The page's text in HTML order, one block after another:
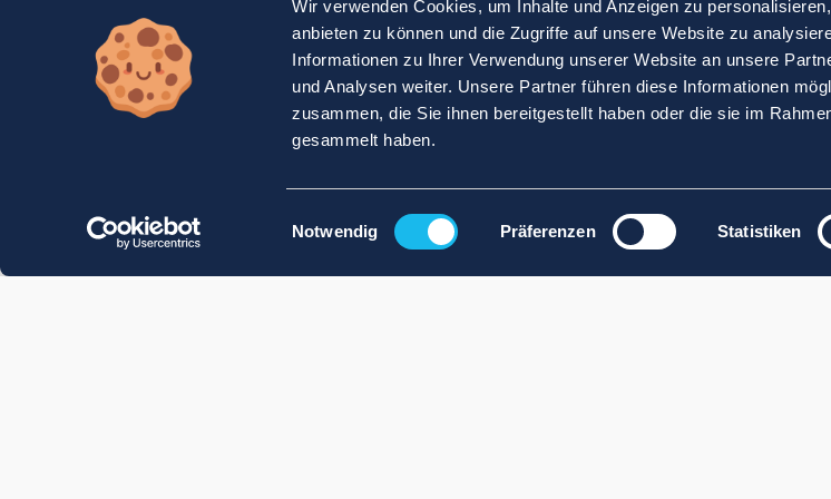
Wir verwenden Cookies, um Inhalte und Anzeigen zu
anbieten zu können und die Zugriffe auf unsere Website zu
Informationen zu Ihrer Verwendung unserer Website an unsere
und Analysen weiter. Unsere Partner führen diese Informationen
zusammen, die Sie ihnen bereitgestellt haben oder die sie im
gesammelt haben.
Einwilligungsauswahl
Notwendig Präferenzen Statistiken